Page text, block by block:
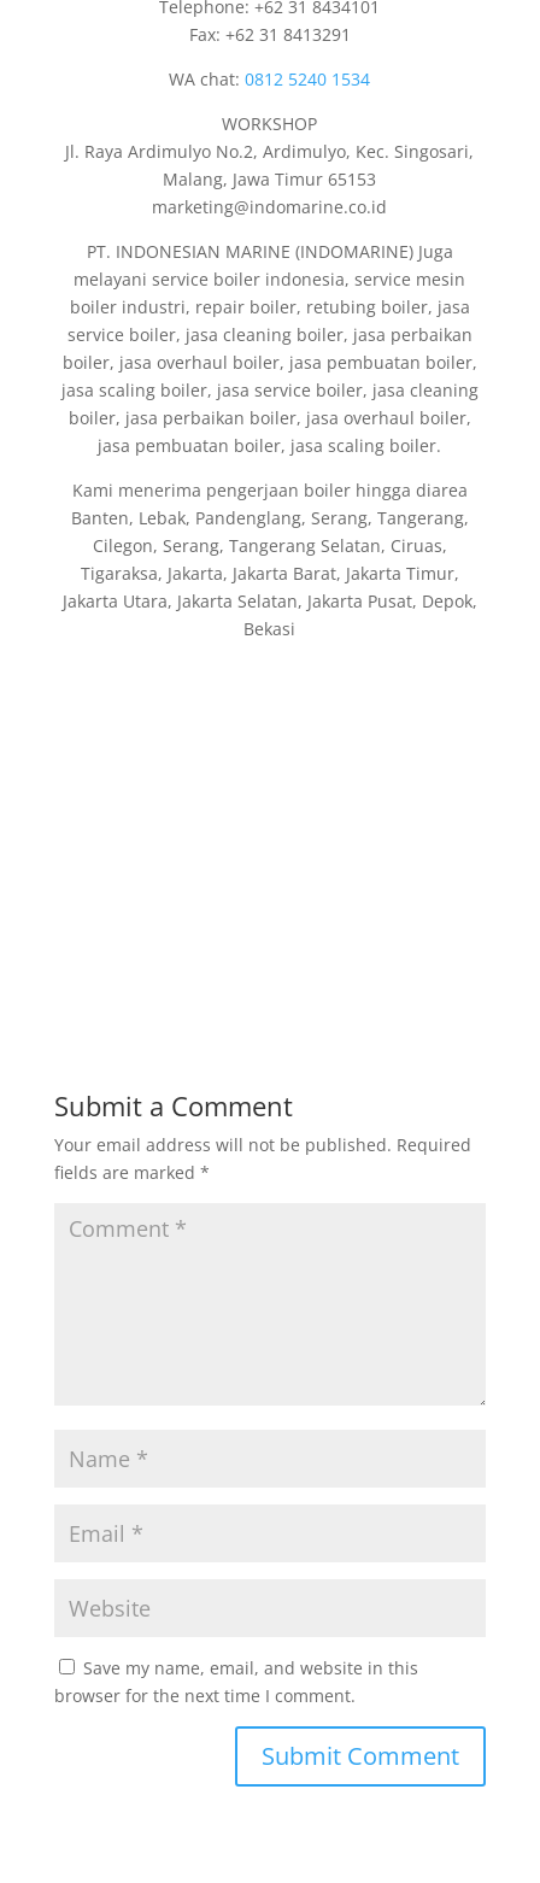
Telephone: +62 31 8434101
Fax: +62 31 8413291
WA chat:0812 5240 1534
WORKSHOP
Jl. Raya Ardimulyo No.2, Ardimulyo, Kec. Singosari,
Malang, Jawa Timur 65153
marketing@indomarine.co.id
PT. INDONESIAN MARINE (INDOMARINE) Juga
melayani service boiler indonesia, service mesin
boiler industri, repair boiler, retubing boiler, jasa
service boiler, jasa cleaning boiler, jasa perbaikan
boiler, jasa overhaul boiler, jasa pembuatan boiler,
jasa scaling boiler, jasa service boiler, jasa cleaning
boiler, jasa perbaikan boiler, jasa overhaul boiler,
jasa pembuatan boiler, jasa scaling boiler.
Kami menerima pengerjaan boiler hingga diarea
Banten, Lebak, Pandenglang, Serang, Tangerang,
Cilegon, Serang, Tangerang Selatan, Ciruas,
Tigaraksa, Jakarta, Jakarta Barat, Jakarta Timur,
Jakarta Utara, Jakarta Selatan, Jakarta Pusat, Depok,
Bekasi
Submit a Comment
Your email address will not be published. Required
fields are marked *
Save my name, email, and website in this
browser for the next time I comment.